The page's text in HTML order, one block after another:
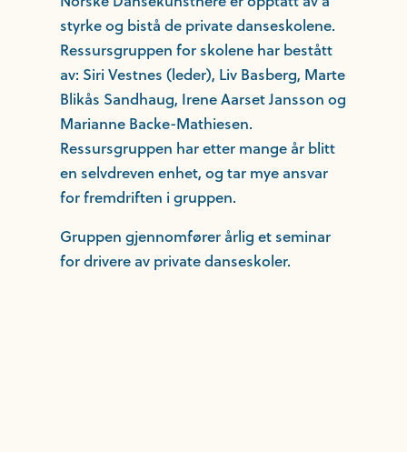
styrke og bistå de private danseskolene.
Ressursgruppen for skolene har bestått
av: Siri Vestnes (leder), Liv Basberg, Marte
Blikås Sandhaug, Irene Aarset Jansson og
Marianne Backe-Mathiesen.
Ressursgruppen har etter mange år blitt
en selvdreven enhet, og tar mye ansvar
for fremdriften i gruppen.
Gruppen gjennomfører årlig et seminar
for drivere av private danseskoler.